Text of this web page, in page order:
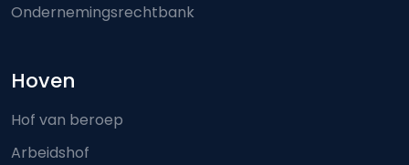
Ondernemingsrechtbank
Hoven
Hof van beroep
Arbeidshof